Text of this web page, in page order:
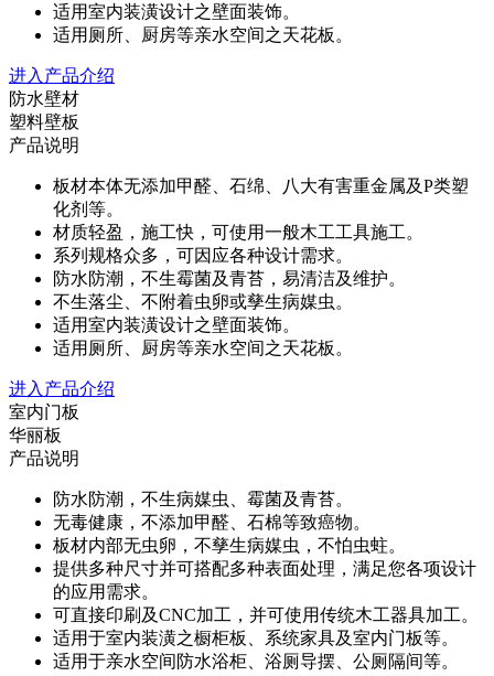
适用室内装潢设计之壁面装饰。
适用厕所、厨房等亲水空间之天花板。
进入产品介绍
防水壁材
塑料壁板
产品说明
板材本体无添加甲醛、石绵、八大有害重金属及P类塑
化剂等。
材质轻盈，施工快，可使用一般木工工具施工。
系列规格众多，可因应各种设计需求。
防水防潮，不生霉菌及青苔，易清洁及维护。
不生落尘、不附着虫卵或孳生病媒虫。
适用室内装潢设计之壁面装饰。
适用厕所、厨房等亲水空间之天花板。
进入产品介绍
室内门板
华丽板
产品说明
防水防潮，不生病媒虫、霉菌及青苔。
无毒健康，不添加甲醛、石棉等致癌物。
板材内部无虫卵，不孳生病媒虫，不怕虫蛀。
提供多种尺寸并可搭配多种表面处理，满足您各项设计
的应用需求。
可直接印刷及CNC加工，并可使用传统木工器具加工。
适用于室内装潢之橱柜板、系统家具及室内门板等。
适用于亲水空间防水浴柜、浴厕导摆、公厕隔间等。